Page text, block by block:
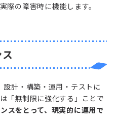
際の障害時に機能します。
計・構築・運用・テストに
「無制限に強化する」ことで
スをとって、現実的に運用で